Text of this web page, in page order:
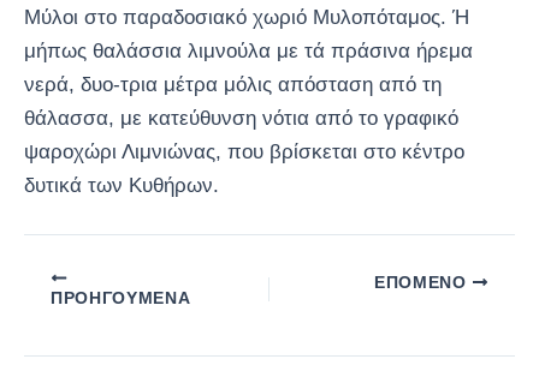
Μύλοι στο παραδοσιακό χωριό Μυλοπόταμος. Ή
μήπως θαλάσσια λιμνούλα με τά πράσινα ήρεμα
νερά, δυο-τρια μέτρα μόλις απόσταση από τη
θάλασσα, με κατεύθυνση νότια από το γραφικό
ψαροχώρι Λιμνιώνας, που βρίσκεται στο κέντρο
δυτικά των Κυθήρων.
ΠΡΟΗΓΟΎΜΕΝΑ
ΕΠΌΜΕΝΟ